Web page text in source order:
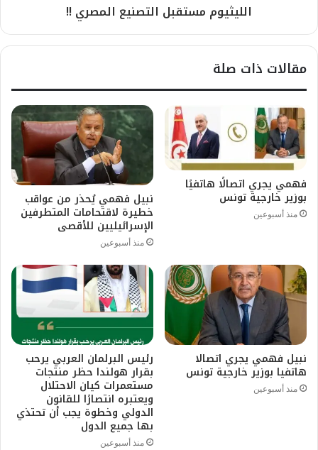
الليثيوم مستقبل التصنيع المصري !!
مقالات ذات صلة
فهمي يجري اتصالًا هاتفيًا
بوزير خارجية تونس
منذ أسبوعين
نبيل فهمي يُحذر من عواقب
خطيرة لاقتحامات المتطرفين
الإسرائيليين للأقصى
منذ أسبوعين
نبيل فهمي يجري اتصالا
هاتفيا بوزير خارجية تونس
منذ أسبوعين
رئيس البرلمان العربي يرحب
بقرار هولندا حظر منتجات
مستعمرات كيان الاحتلال
ويعتبره انتصارًا للقانون
الدولي وخطوة يجب أن تحتذي
بها جميع الدول
منذ أسبوعين